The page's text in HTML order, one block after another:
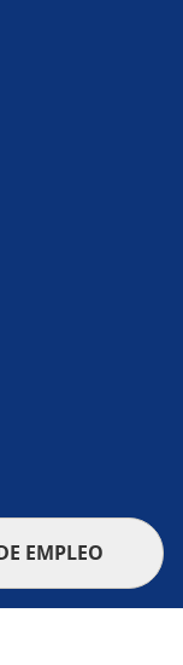
EMPLEO